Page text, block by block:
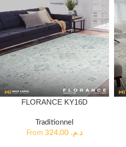
FLORANCE KY16D
Traditionnel
From
د.م.